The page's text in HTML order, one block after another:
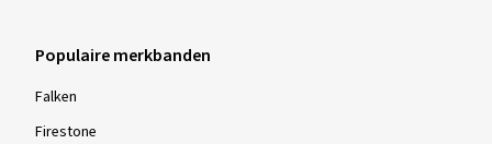
Populaire merkbanden
Falken
Firestone